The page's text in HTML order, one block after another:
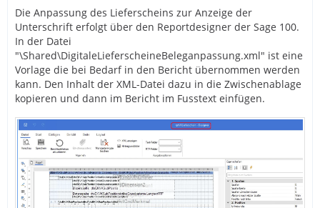
Die Anpassung des Lieferscheins zur Anzeige der
Unterschrift erfolgt über den Reportdesigner der Sage 100.
In der Datei
"\Shared\DigitaleLieferscheineBeleganpassung.xml" ist eine
Vorlage die bei Bedarf in den Bericht übernommen werden
kann. Den Inhalt der XML-Datei dazu in die Zwischenablage
kopieren und dann im Bericht im Fusstext einfügen.